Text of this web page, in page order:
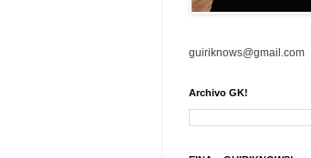
guiriknows@gmail.com
Archivo GK!